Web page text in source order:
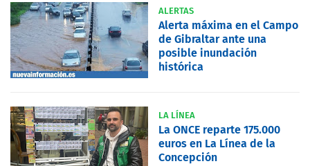
ALERTAS
Alerta máxima en el Campo
de Gibraltar ante una
posible inundación
histórica
LA LÍNEA
La ONCE reparte 175.000
euros en La Línea de la
Concepción